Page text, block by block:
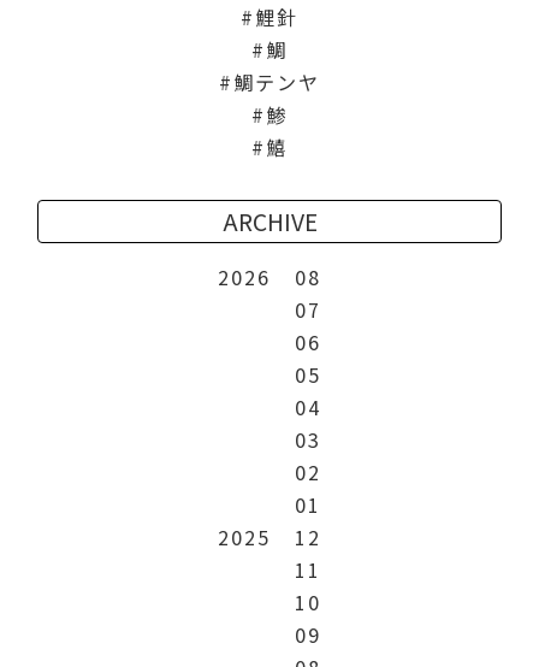
鯉針
鯛
鯛テンヤ
鯵
鱚
ARCHIVE
2026
08
07
06
05
04
03
02
01
2025
12
11
10
09